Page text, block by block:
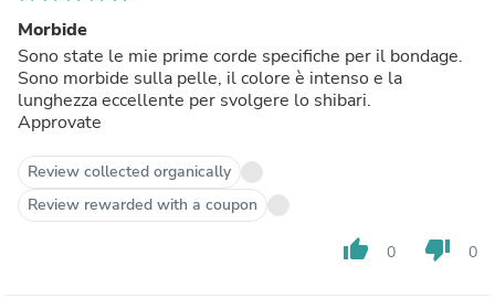
Morbide
Sono state le mie prime corde specifiche per il bondage.
Sono morbide sulla pelle, il colore è intenso e la
lunghezza eccellente per svolgere lo shibari.
Approvate
Review collected organically
Review rewarded with a coupon
thumb_up 0 thumb_down 0